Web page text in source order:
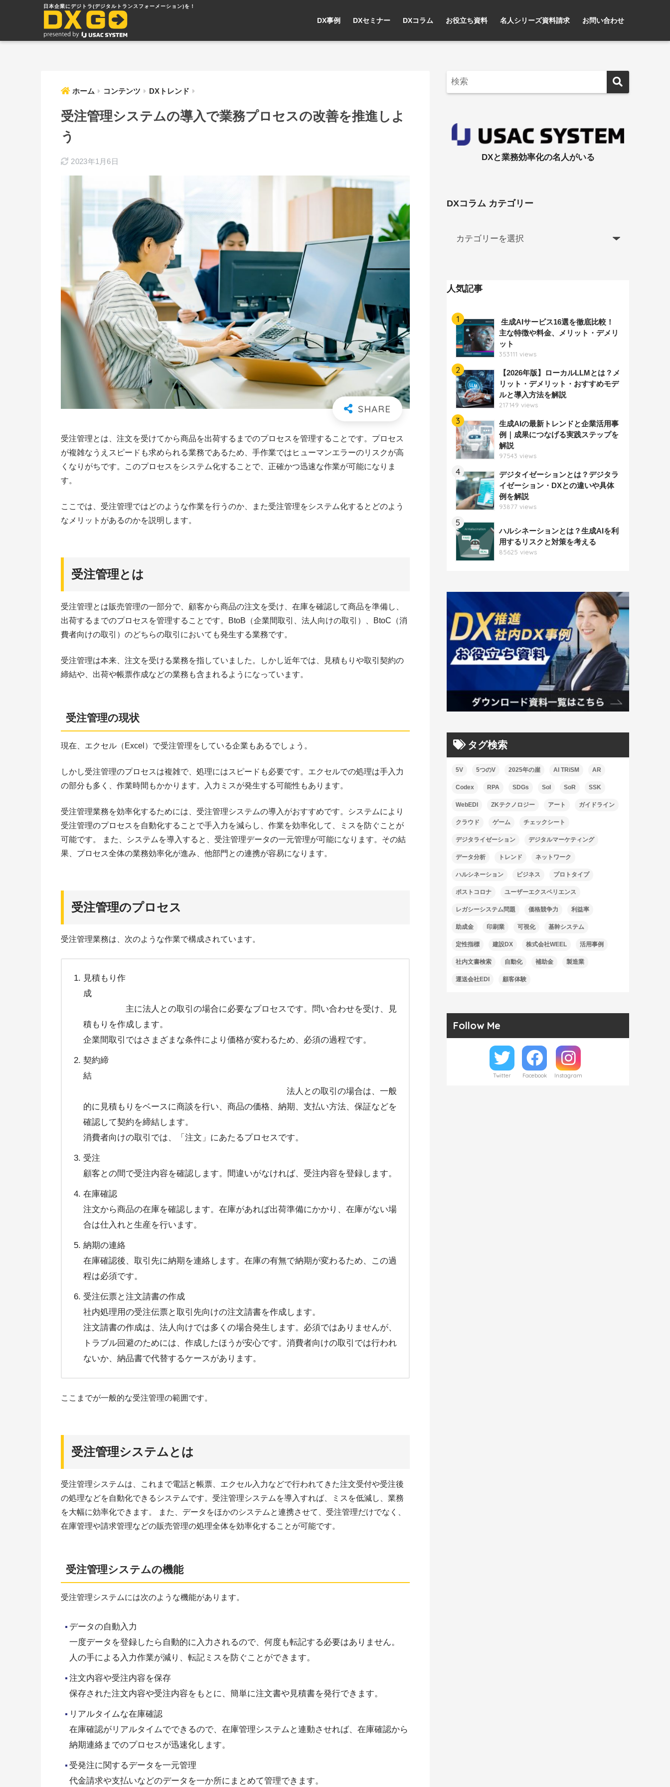
DX事例 DXセミナー DXコラム お役立ち資料 名人シリーズ資料請求 お問い合わせ
ホーム コンテンツ DXトレンド
受注管理システムの導入で業務プロセスの改善を推進しよ
う
2023年1月6日
受注管理とは、注文を受けてから商品を出荷するまでのプロセスを管理することです。プロセス
が複雑なうえスピードも求められる業務であるため、手作業ではヒューマンエラーのリスクが高
くなりがちです。このプロセスをシステム化することで、正確かつ迅速な作業が可能になりま
す。
ここでは、受注管理ではどのような作業を行うのか、また受注管理をシステム化するとどのよう
なメリットがあるのかを説明します。
受注管理とは
受注管理とは販売管理の一部分で、顧客から商品の注文を受け、在庫を確認して商品を準備し、
出荷するまでのプロセスを管理することです。BtoB（企業間取引、法人向けの取引）、BtoC（消
費者向けの取引）のどちらの取引においても発生する業務です。
受注管理は本来、注文を受ける業務を指していました。しかし近年では、見積もりや取引契約の
締結や、出荷や帳票作成などの業務も含まれるようになっています。
受注管理の現状
現在、エクセル（Excel）で受注管理をしている企業もあるでしょう。
しかし受注管理のプロセスは複雑で、処理にはスピードも必要です。エクセルでの処理は手入力
の部分も多く、作業時間もかかります。入力ミスが発生する可能性もあります。
受注管理業務を効率化するためには、受注管理システムの導入がおすすめです。システムにより
受注管理のプロセスを自動化することで手入力を減らし、作業を効率化して、ミスを防ぐことが
可能です。 また、システムを導入すると、受注管理データの一元管理が可能になります。その結
果、プロセス全体の業務効率化が進み、他部門との連携が容易になります。
受注管理のプロセス
受注管理業務は、次のような作業で構成されています。
見積もり作
成
主に法人との取引の場合に必要なプロセスです。問い合わせを受け、見
積もりを作成します。
企業間取引ではさまざまな条件により価格が変わるため、必須の過程です。
契約締
結
法人との取引の場合は、一般
的に見積もりをベースに商談を行い、商品の価格、納期、支払い方法、保証などを
確認して契約を締結します。
消費者向けの取引では、「注文」にあたるプロセスです。
受注
顧客との間で受注内容を確認します。間違いがなければ、受注内容を登録します。
在庫確認
注文から商品の在庫を確認します。在庫があれば出荷準備にかかり、在庫がない場
合は仕入れと生産を行います。
納期の連絡
在庫確認後、取引先に納期を連絡します。在庫の有無で納期が変わるため、この過
程は必須です。
受注伝票と注文請書の作成
社内処理用の受注伝票と取引先向けの注文請書を作成します。
注文請書の作成は、法人向けでは多くの場合発生します。必須ではありませんが、
トラブル回避のためには、作成したほうが安心です。消費者向けの取引では行われ
ないか、納品書で代替するケースがあります。
ここまでが一般的な受注管理の範囲です。
受注管理システムとは
受注管理システムは、これまで電話と帳票、エクセル入力などで行われてきた注文受付や受注後
の処理などを自動化できるシステムです。受注管理システムを導入すれば、ミスを低減し、業務
を大幅に効率化できます。 また、データをほかのシステムと連携させて、受注管理だけでなく、
在庫管理や請求管理などの販売管理の処理全体を効率化することが可能です。
受注管理システムの機能
受注管理システムには次のような機能があります。
データの自動入力
一度データを登録したら自動的に入力されるので、何度も転記する必要はありません。
人の手による入力作業が減り、転記ミスを防ぐことができます。
注文内容や受注内容を保存
保存された注文内容や受注内容をもとに、簡単に注文書や見積書を発行できます。
リアルタイムな在庫確認
在庫確認がリアルタイムでできるので、在庫管理システムと連動させれば、在庫確認から
納期連絡までのプロセスが迅速化します。
受発注に関するデータを一元管理
代金請求や支払いなどのデータを一か所にまとめて管理できます。
DXと業務効率化の名人がいる
DXコラム カテゴリー
人気記事
1
生成AIサービス16選を徹底比較！
主な特徴や料金、メリット・デメリ
ット
353111 views
2
【2026年版】ローカルLLMとは？メ
リット・デメリット・おすすめモデ
ルと導入方法を解説
217149 views
3
生成AIの最新トレンドと企業活用事
例｜成果につなげる実践ステップを
解説
97543 views
4
デジタイゼーションとは？デジタラ
イゼーション・DXとの違いや具体
例を解説
93877 views
5
ハルシネーションとは？生成AIを利
用するリスクと対策を考える
85625 views
タグ検索
5V 5つのV 2025年の崖 AI TRiSM AR
Codex RPA SDGs SoI SoR SSK
WebEDI ZKテクノロジー アート ガイドライン
クラウド ゲーム チェックシート
デジタライゼーション デジタルマーケティング
データ分析 トレンド ネットワーク
ハルシネーション ビジネス プロトタイプ
ポストコロナ ユーザーエクスペリエンス
レガシーシステム問題 価格競争力 利益率
助成金 印刷業 可視化 基幹システム
定性指標 建設DX 株式会社WEEL 活用事例
社内文書検索 自動化 補助金 製造業
運送会社EDI 顧客体験
Follow Me
Twitter Facebook Instagram